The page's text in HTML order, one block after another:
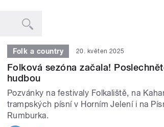
Folk a country 20. květen 2025
Folková sezóna začala!
hudbou
Pozvánky na festivaly Folkaliště, na
trampských písní v Horním Jelení i na
Rumburka.